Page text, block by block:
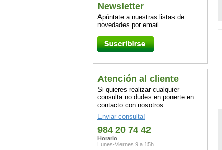
Newsletter
Apúntate a nuestras listas de
novedades por email.
Atención al cliente
Si quieres realizar cualquier
consulta no dudes en ponerte en
contacto con nosotros:
Enviar consulta!
984 20 74 42
Horario
Lunes-Viernes 9 a 15h.